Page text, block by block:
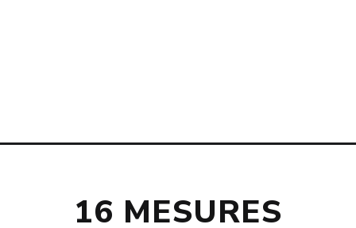
16 MESURES